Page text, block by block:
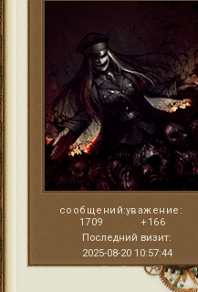
сообщений:
1709
уважение:
+166
Последний визит:
2025-08-20 10:57:44